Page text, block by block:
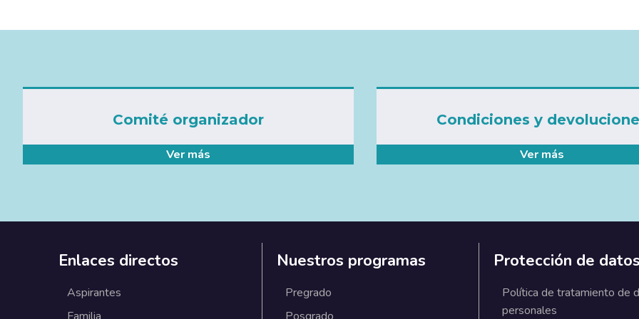
Comité organizador
Ver más
Condiciones y
Ver más
Enlaces directos
Aspirantes
Familia
Nuestros programas
Pregrado
Posgrado
Protección de datos
Política de tratamiento de
personales